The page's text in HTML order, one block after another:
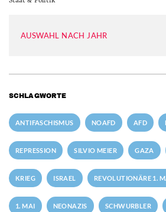
AUSWAHL NACH JAHR
SCHLAGWORTE
ANTIFASCHISMUS NOAFD AFD
REPRESSION SILVIO MEIER GAZA
KRIEG ISRAEL REVOLUTIONÄRE 1.
1. MAI NEONAZIS SCHWURBLER